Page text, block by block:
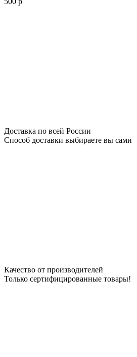
Доставка по всей России
Способ доставки выбираете вы сами
Качество от производителей
Только сертифицированные товары!